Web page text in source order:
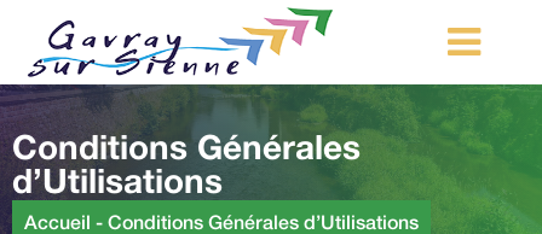
MA COMMUNE
MON QUOTIDIEN
LOISIRS ET TOURISME
Conditions Générales
d’Utilisations
Accueil - Conditions Générales d’Utilisations